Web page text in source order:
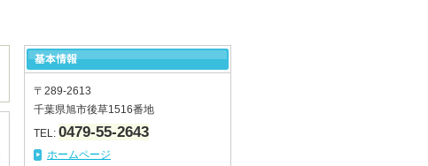
〒289-2613
千葉県旭市後草1516番地
TEL: 0479-55-2643
ホームページ